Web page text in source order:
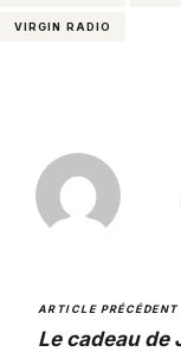
VIRGIN RADIO
ARTICLE PRÉCÉDENT
Le cadeau de